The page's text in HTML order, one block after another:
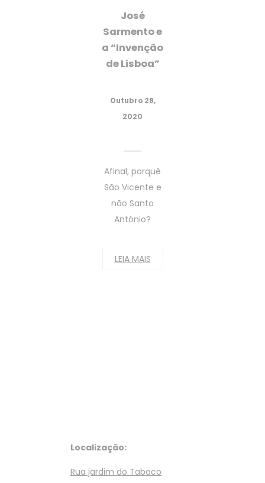
José
Sarmento e
a “Invenção
de Lisboa”
Outubro 28,
2020
Afinal, porquê
São Vicente e
não Santo
António?
LEIA MAIS
Localização:
Rua jardim do Tabaco